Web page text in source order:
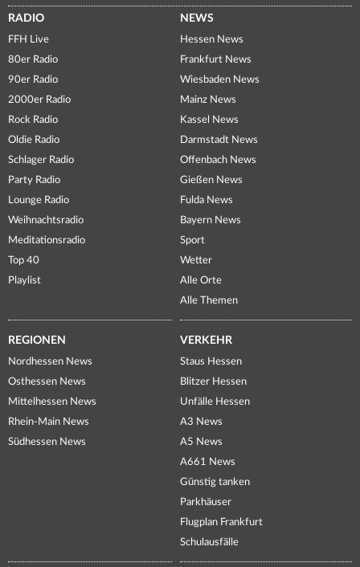
RADIO
FFH Live
80er Radio
90er Radio
2000er Radio
Rock Radio
Oldie Radio
Schlager Radio
Party Radio
Lounge Radio
Weihnachtsradio
Meditationsradio
Top 40
Playlist
NEWS
Hessen News
Frankfurt News
Wiesbaden News
Mainz News
Kassel News
Darmstadt News
Offenbach News
Gießen News
Fulda News
Bayern News
Sport
Wetter
Alle Orte
Alle Themen
REGIONEN
Nordhessen News
Osthessen News
Mittelhessen News
Rhein-Main News
Südhessen News
VERKEHR
Staus Hessen
Blitzer Hessen
Unfälle Hessen
A3 News
A5 News
A661 News
Günstig tanken
Parkhäuser
Flugplan Frankfurt
Schulausfälle